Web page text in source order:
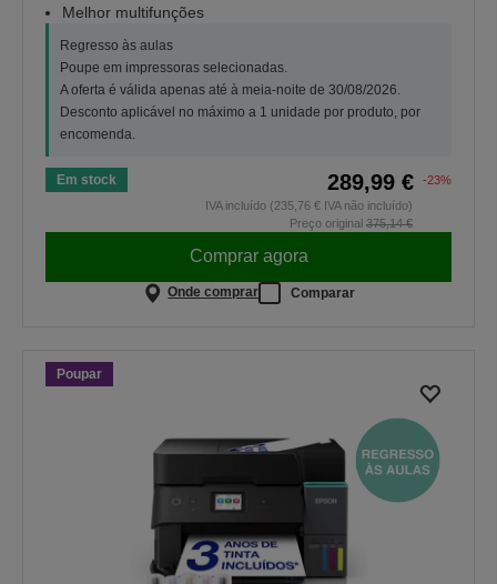
Melhor multifunções
Regresso às aulas
Poupe em impressoras selecionadas.
A oferta é válida apenas até à meia-noite de 30/08/2026.
Desconto aplicável no máximo a 1 unidade por produto, por
encomenda.
Em stock 289,99 €
-23%
IVA incluído (235,76 € IVA não incluído)
Preço original 375,14 €
Comprar agora
Onde comprar Comparar
Poupar